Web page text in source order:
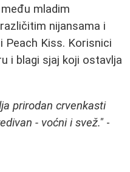
mladim
nijansama i
Peach Kiss. Korisnici
i blagi sjaj koji ostavlja
prirodan crvenkasti
- voćni i svež." -